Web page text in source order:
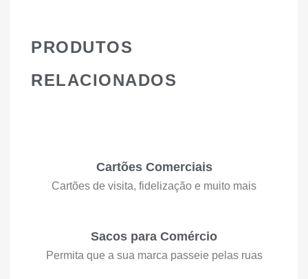
PRODUTOS
RELACIONADOS
Cartões Comerciais
Cartões de visita, fidelização e muito mais
Sacos para Comércio
Permita que a sua marca passeie pelas ruas